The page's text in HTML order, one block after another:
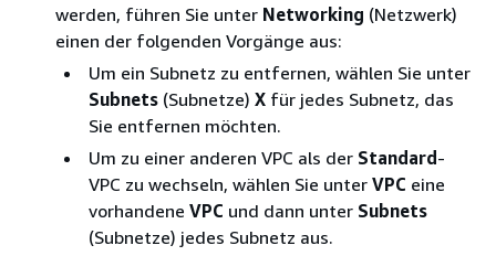
werden, führen Sie unter Networking (Netzwerk)
einen der folgenden Vorgänge aus:
Um ein Subnetz zu entfernen, wählen Sie unter
Subnets (Subnetze) X für jedes Subnetz, das
Sie entfernen möchten.
Um zu einer anderen VPC als der Standard-
VPC zu wechseln, wählen Sie unter VPC eine
vorhandene VPC und dann unter Subnets
(Subnetze) jedes Subnetz aus.